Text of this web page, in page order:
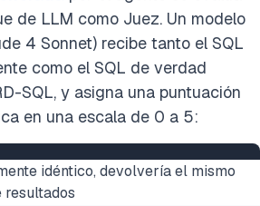
de LLM como Juez. Un modelo
4 Sonnet) recibe tanto el SQL
como el SQL de verdad
SQL, y asigna una puntuación
en una escala de 0 a 5:
idéntico, devolvería el mismo
resultados